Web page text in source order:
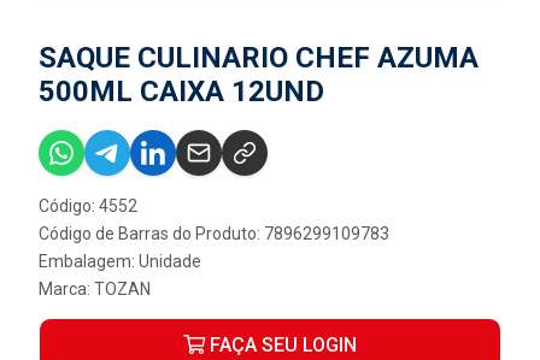
SAQUE CULINARIO CHEF AZUMA
500ML CAIXA 12UND
Código: 4552
Código de Barras do Produto: 7896299109783
Embalagem: Unidade
Marca: TOZAN
FAÇA SEU LOGIN